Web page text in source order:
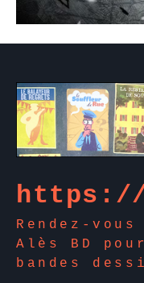
https://
Rendez-
Alès BD
bandes